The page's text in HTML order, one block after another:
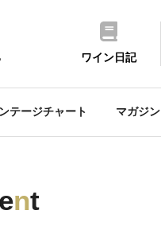
ワイン日記
テージチャート マガジン
nt